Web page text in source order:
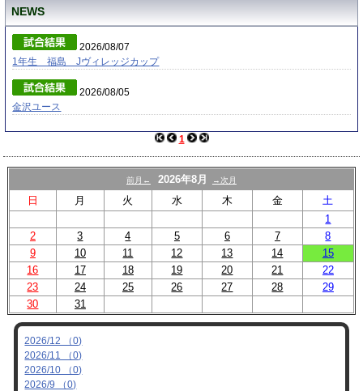
進学先一覧
NEWS
2026/08/07
1年生 福島 Jヴィレッジカップ
2026/08/05
金沢ユース
1
前月← 2026年8月 →次月
日 月 火 水 木 金
土
1
2
3 4 5 6 7
8
9
10 11 12 13 14
15
16
17 18 19 20 21
22
23
24 25 26 27 28
29
30
31
2026/12 （0)
2026/11 （0)
2026/10 （0)
2026/9 （0)